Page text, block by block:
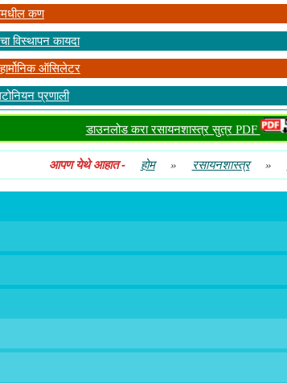
कण
विस्थापन कायदा
ऑसिलेटर
प्रणाली
डाउनलोड करा रसायनशास्त्र सुत्र PDF
आपण येथे आहात- होम » रसायनशास्त्र »